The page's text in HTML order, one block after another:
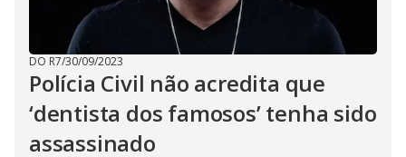
DO R7/30/09/2023
Polícia Civil não acredita que
‘dentista dos famosos’ tenha sido
assassinado